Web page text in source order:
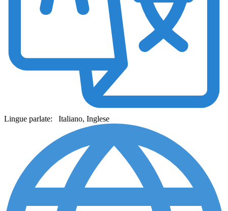
Lingue parlate: Italiano, Inglese